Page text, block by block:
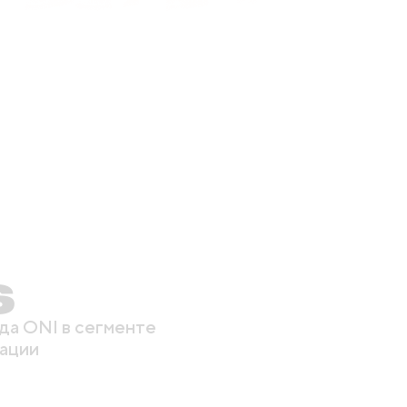
ONI в сегменте